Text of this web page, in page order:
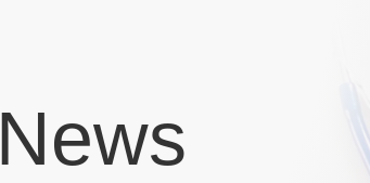
News